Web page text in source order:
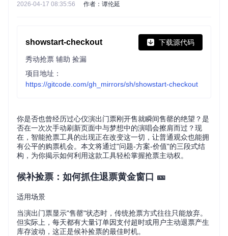
2026-04-17 08:35:56 作者：谭伦延
showstart-checkout 下载源代码
秀动抢票 辅助 捡漏
项目地址：
https://gitcode.com/gh_mirrors/sh/showstart-checkout
你是否也曾经历过心仪演出门票刚开售就瞬间售罄的绝望？是
否在一次次手动刷新页面中与梦想中的演唱会擦肩而过？现
在，智能抢票工具的出现正在改变这一切，让普通观众也能拥
有公平的购票机会。本文将通过"问题-方案-价值"的三段式结
构，为你揭示如何利用这款工具轻松掌握抢票主动权。
候补捡票：如何抓住退票黄金窗口 🎫
适用场景
当演出门票显示"售罄"状态时，传统抢票方式往往只能放弃。
但实际上，每天都有大量订单因支付超时或用户主动退票产生
库存波动，这正是候补捡票的最佳时机。